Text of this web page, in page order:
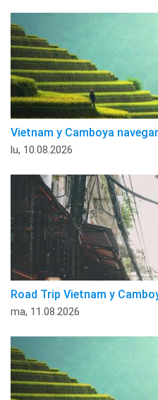
Vietnam y Camboya
lu, 10.08.2026
Road Trip Vietnam y
ma, 11.08.2026